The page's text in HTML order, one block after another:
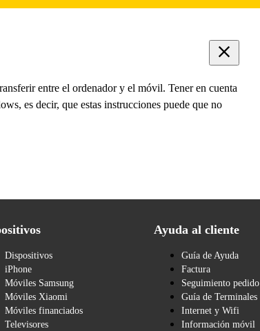
entre el ordenador y el móvil. Tener en cuenta
es decir, que estas instrucciones puede que no
Dispositivos
iPhone
Móviles Samsung
Móviles Xiaomi
Móviles financiados
Televisores
Ayuda al cliente
Guía de Ayuda
Factura
Seguimiento pedido
Guía de Terminales
Internet y Wifi
Información móvil